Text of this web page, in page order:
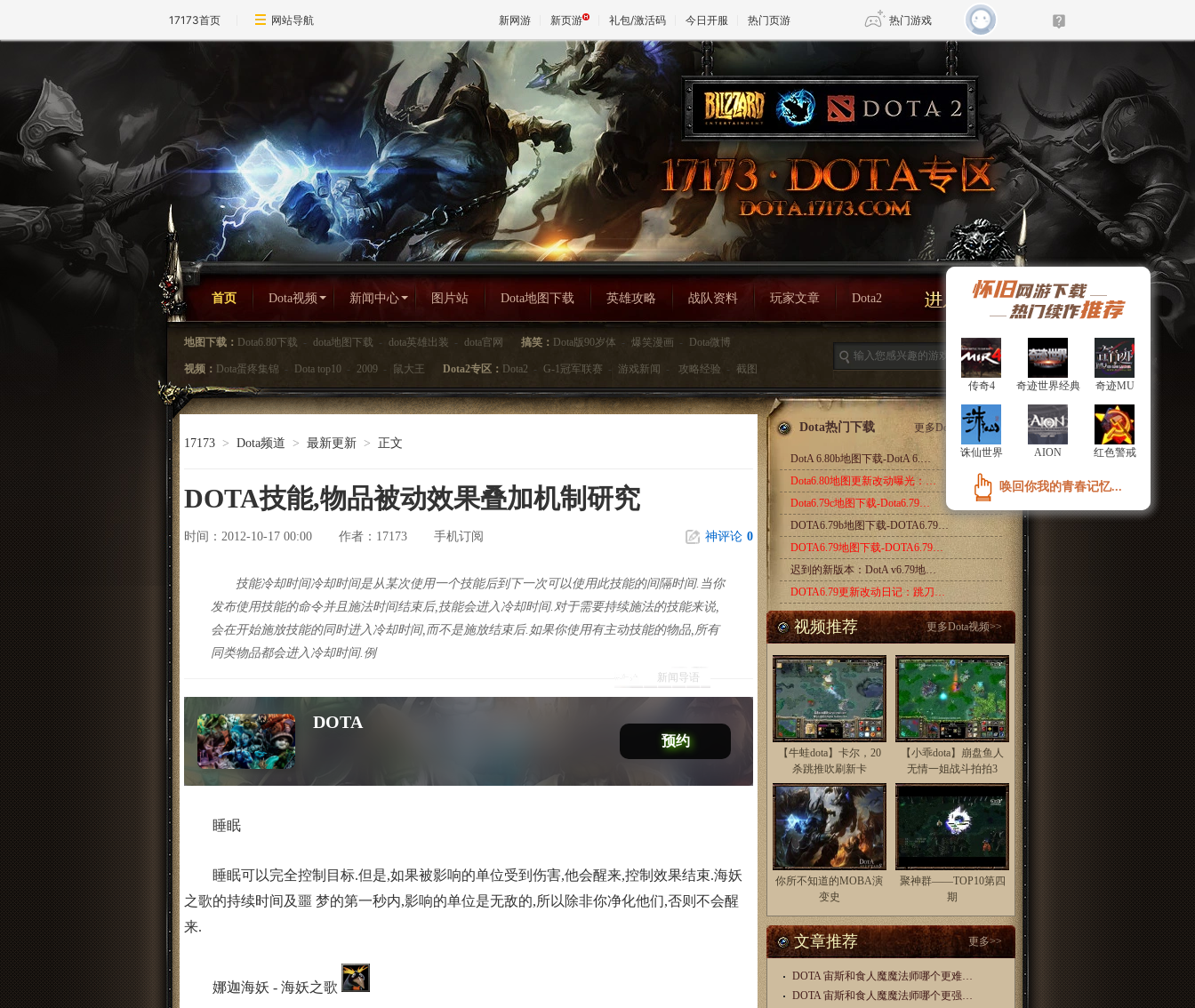
17173首页 网站导航 新网游 新页游 礼包/激活码 今日开服 热门页游 热门游戏
魔兽 DNF 传奇4
天堂 剑网3旗舰版 新天龙八部
王权与自由 诛仙世界 新仙侠5
首页 Dota视频 新闻中心 图片站 Dota地图下载 英雄攻略 战队资料 玩家文章 Dota2
地图下载： Dota6.80下载 - dota地图下载 - dota英雄出装 - dota官网 搞笑： Dota版90岁体 - 爆笑漫画 - Dota微博
视频： Dota蛋疼集锦 - Dota top10 - 2009 - 鼠大王 Dota2专区： Dota2 - G-1冠军联赛 - 游戏新闻 - 攻略经验 - 截图
17173 > Dota频道 > 最新更新 > 正文
DOTA技能,物品被动效果叠加机制研究
时间：2012-10-17 00:00 作者： 17173 手机订阅 神评论 0
新闻导语
技能冷却时间冷却时间是从某次使用一个技能后到下一次可以使用此技能的间隔时间.当你
发布使用技能的命令并且施法时间结束后,技能会进入冷却时间.对于需要持续施法的技能来说,
会在开始施放技能的同时进入冷却时间,而不是施放结束后.如果你使用有主动技能的物品,所有
同类物品都会进入冷却时间.例
DOTA
预约
睡眠
睡眠可以完全控制目标.但是,如果被影响的单位受到伤害,他会醒来,控制效果结束.海妖
之歌的持续时间及噩 梦的第一秒内,影响的单位是无敌的,所以除非你净化他们,否则不会醒
来.
娜迦海妖 - 海妖之歌
Dota热门下载 更多Dota地图下载
DotA 6.80b地图下载-DotA 6.…
Dota6.80地图更新改动曝光：…
Dota6.79c地图下载-Dota6.79…
DOTA6.79b地图下载-DOTA6.79…
DOTA6.79地图下载-DOTA6.79…
迟到的新版本：DotA v6.79地…
DOTA6.79更新改动日记：跳刀…
视频推荐 更多Dota视频>>
【牛蛙dota】卡尔，20
杀跳推吹刷新卡
【小乖dota】崩盘鱼人
无情一姐战斗拍拍3
你所不知道的MOBA演
变史
聚神群——TOP10第四
期
文章推荐 更多>>
DOTA 宙斯和食人魔魔法师哪个更难…
DOTA 宙斯和食人魔魔法师哪个更强…
传奇4 奇迹世界经典 奇迹MU
诛仙世界 AION 红色警戒
唤回你我的青春记忆...
传奇4 奇迹世界经典 奇迹MU
诛仙世界 AION 红色警戒
唤回你我的青春记忆...